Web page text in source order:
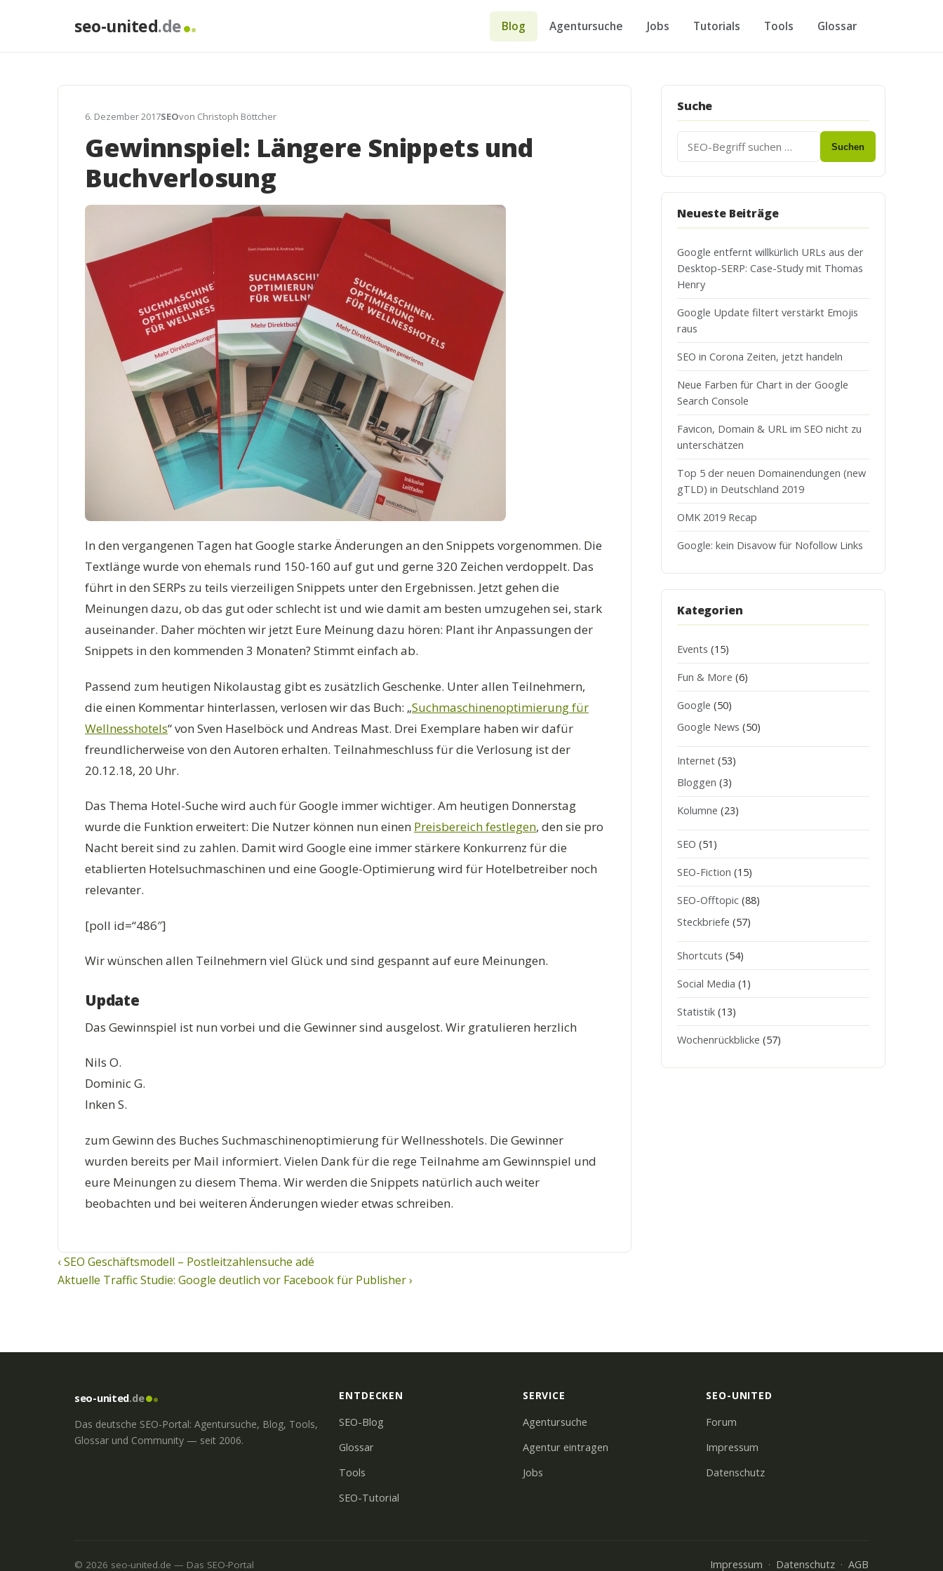
seo-united.de Blog Agentursuche Jobs Tutorials Tools Glossar
6. Dezember 2017SEOvon Christoph Böttcher
Gewinnspiel: Längere Snippets und
Buchverlosung
In den vergangenen Tagen hat Google starke Änderungen an den Snippets vorgenommen. Die
Textlänge wurde von ehemals rund 150-160 auf gut und gerne 320 Zeichen verdoppelt. Das
führt in den SERPs zu teils vierzeiligen Snippets unter den Ergebnissen. Jetzt gehen die
Meinungen dazu, ob das gut oder schlecht ist und wie damit am besten umzugehen sei, stark
auseinander. Daher möchten wir jetzt Eure Meinung dazu hören: Plant ihr Anpassungen der
Snippets in den kommenden 3 Monaten? Stimmt einfach ab.
Passend zum heutigen Nikolaustag gibt es zusätzlich Geschenke. Unter allen Teilnehmern,
die einen Kommentar hinterlassen, verlosen wir das Buch: „Suchmaschinenoptimierung für
Wellnesshotels“ von Sven Haselböck und Andreas Mast. Drei Exemplare haben wir dafür
freundlicherweise von den Autoren erhalten. Teilnahmeschluss für die Verlosung ist der
20.12.18, 20 Uhr.
Das Thema Hotel-Suche wird auch für Google immer wichtiger. Am heutigen Donnerstag
wurde die Funktion erweitert: Die Nutzer können nun einen Preisbereich festlegen, den sie pro
Nacht bereit sind zu zahlen. Damit wird Google eine immer stärkere Konkurrenz für die
etablierten Hotelsuchmaschinen und eine Google-Optimierung wird für Hotelbetreiber noch
relevanter.
[poll id=“486″]
Wir wünschen allen Teilnehmern viel Glück und sind gespannt auf eure Meinungen.
Update
Das Gewinnspiel ist nun vorbei und die Gewinner sind ausgelost. Wir gratulieren herzlich
Nils O.
Dominic G.
Inken S.
zum Gewinn des Buches Suchmaschinenoptimierung für Wellnesshotels. Die Gewinner
wurden bereits per Mail informiert. Vielen Dank für die rege Teilnahme am Gewinnspiel und
eure Meinungen zu diesem Thema. Wir werden die Snippets natürlich auch weiter
beobachten und bei weiteren Änderungen wieder etwas schreiben.
Beitragsnavigation
‹ SEO Geschäftsmodell – Postleitzahlensuche adé
Aktuelle Traffic Studie: Google deutlich vor Facebook für Publisher ›
Suche
nach:
Suchen
Neueste Beiträge
Google entfernt willkürlich URLs aus der
Desktop-SERP: Case-Study mit Thomas
Henry
Google Update filtert verstärkt Emojis
raus
SEO in Corona Zeiten, jetzt handeln
Neue Farben für Chart in der Google
Search Console
Favicon, Domain & URL im SEO nicht zu
unterschätzen
Top 5 der neuen Domainendungen (new
gTLD) in Deutschland 2019
OMK 2019 Recap
Google: kein Disavow für Nofollow Links
Kategorien
Events (15)
Fun & More (6)
Google (50)
Google News (50)
Internet (53)
Bloggen (3)
Kolumne (23)
SEO (51)
SEO-Fiction (15)
SEO-Offtopic (88)
Steckbriefe (57)
Shortcuts (54)
Social Media (1)
Statistik (13)
Wochenrückblicke (57)
seo-united.de
Das deutsche SEO-Portal: Agentursuche, Blog, Tools,
Glossar und Community — seit 2006.
ENTDECKEN
SEO-Blog
Glossar
Tools
SEO-Tutorial
SERVICE
Agentursuche
Agentur eintragen
Jobs
SEO-UNITED
Forum
Impressum
Datenschutz
© 2026 seo-united.de — Das SEO-Portal Impressum · Datenschutz · AGB